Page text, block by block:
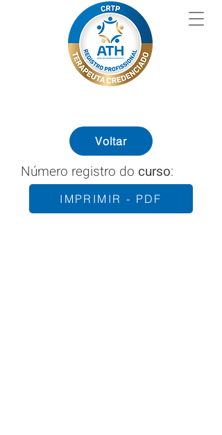
Voltar
Número registro do curso:
IMPRIMIR - PDF